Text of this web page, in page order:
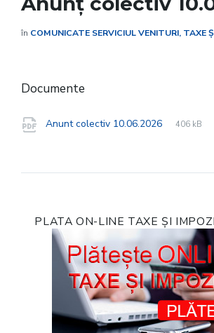
în COMUNICATE SERVICIUL VENITURI, TAXE
Documente
Anunt colectiv 10.06.2026
File
pdf
File
406 kB
PLATA ON-LINE TAXE ȘI